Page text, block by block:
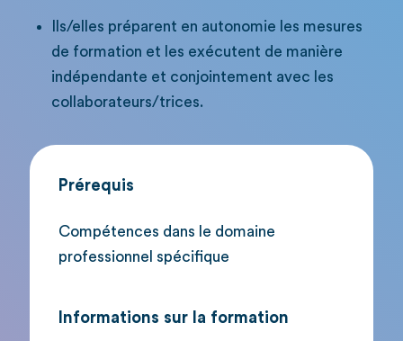
Ils/elles préparent en autonomie les mesures
de formation et les exécutent de manière
indépendante et conjointement avec les
collaborateurs/trices.
Prérequis
Compétences dans le domaine
professionnel spécifique
Informations sur la formation